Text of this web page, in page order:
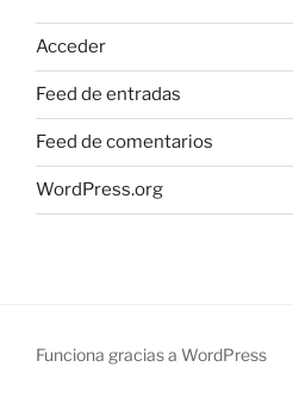
Acceder
Feed de entradas
Feed de comentarios
WordPress.org
Funciona gracias a WordPress